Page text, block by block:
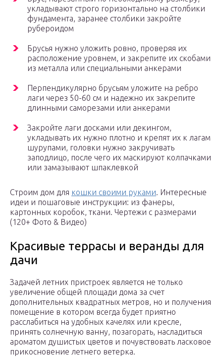
укладывают строго горизонтально на столбики
фундамента, заранее столбики закройте
рубероидом
Брусья нужно уложить ровно, проверяя их
расположение уровнем, и закрепите их скобами
из металла или специальными анкерами
Перпендикулярно брусьям уложите на ребро
лаги через 50-60 см и надежно их закрепите
длинными саморезами или анкерами
Закройте лаги досками или декингом,
укладывать их нужно плотно и крепят их к лагам
шурупами, головки нужно закручивать
заподлицо, после чего их маскируют колпачками
или замазывают шпаклевкой
Строим дом для кошки своими руками. Интересные
идеи и пошаговые инструкции: из фанеры,
картонных коробок, ткани. Чертежи с размерами
(120+ Фото & Видео)
Красивые террасы и веранды для
дачи
Задачей летних пристроек является не только
увеличение общей площади дома за счет
дополнительных квадратных метров, но и получения
помещение в котором всегда будет приятно
расслабиться на удобных качелях или кресле,
принять солнечную ванну, позагорать, насладиться
ароматом душистых цветов и почувствовать ласковое
прикосновение летнего ветерка.